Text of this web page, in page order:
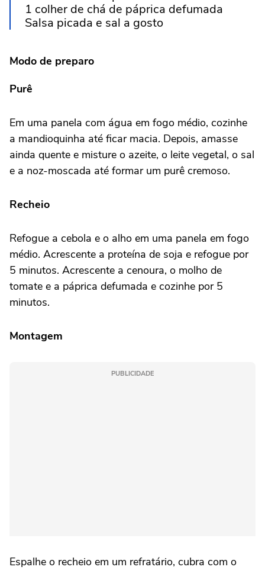
1 colher de chá de páprica defumada
Salsa picada e sal a gosto
Modo de preparo
Purê
Em uma panela com água em fogo médio, cozinhe
a mandioquinha até ficar macia. Depois, amasse
ainda quente e misture o azeite, o leite vegetal, o sal
e a noz-moscada até formar um purê cremoso.
Recheio
Refogue a cebola e o alho em uma panela em fogo
médio. Acrescente a proteína de soja e refogue por
5 minutos. Acrescente a cenoura, o molho de
tomate e a páprica defumada e cozinhe por 5
minutos.
Montagem
PUBLICIDADE
Espalhe o recheio em um refratário, cubra com o